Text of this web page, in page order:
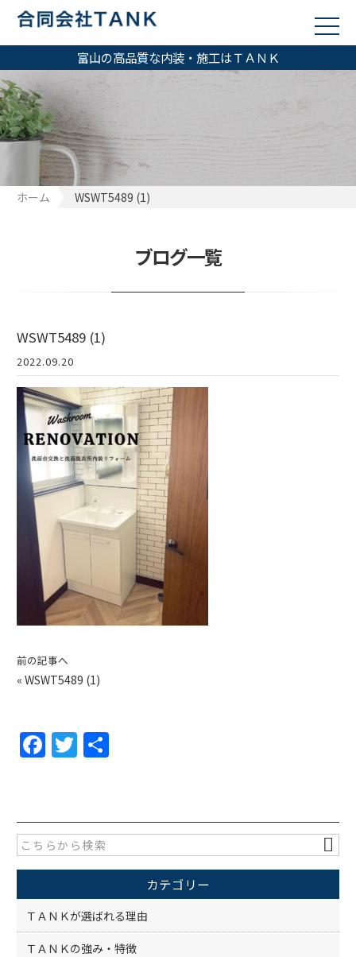
富山の高品質な内装・施工はＴＡＮＫ
ホーム WSWT5489 (1)
ブログ一覧
WSWT5489 (1)
2022.09.20
前の記事へ
« WSWT5489 (1)
F
e
b
o
o
k
T
er
カテゴリー
ＴＡＮＫが選ばれる理由
ＴＡＮＫの強み・特徴